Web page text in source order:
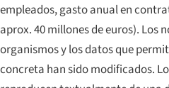
empleados, gasto anual en
aprox. 40 millones de euros). Los
organismos y los datos que
concreta han sido modificados.